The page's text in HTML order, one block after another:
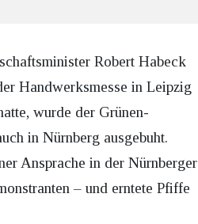
Robert Habeck
Handwerksmesse in Leipzig
wurde der Grünen-
in Nürnberg ausgebuht.
Ansprache in der Nürnberger
– und erntete Pfiffe